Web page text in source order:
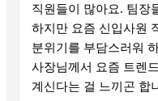
직원들이 많아요. 팀장
하지만 요즘 신입사원
분위기를 부담스러워
사장님께서 요즘 트렌
계신다는 걸 느끼곤 합